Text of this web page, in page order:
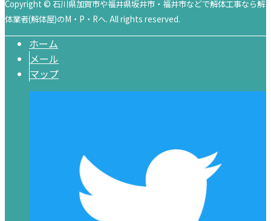
Copyright © 石川県加賀市や福井県坂井市・福井市などで解体工事なら解
体業者(解体屋)のM・P・Rへ. All rights reserved.
ホーム
メール
マップ